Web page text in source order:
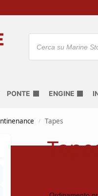
PONTE ENGINE
/ Tapes